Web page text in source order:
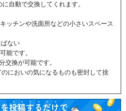
自動で交換してくれます。
ッチンや洗面所などの小さいスペース
ない
能です。
交換が可能です。
においの気になるものも密封して捨